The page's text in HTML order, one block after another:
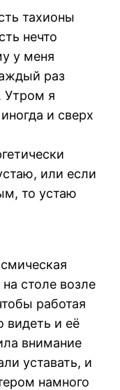
тахионы
нечто
у меня
раз
Утром я
и сверх
или если
то устаю
столе возле
работая
и её
внимание
уставать, и
намного